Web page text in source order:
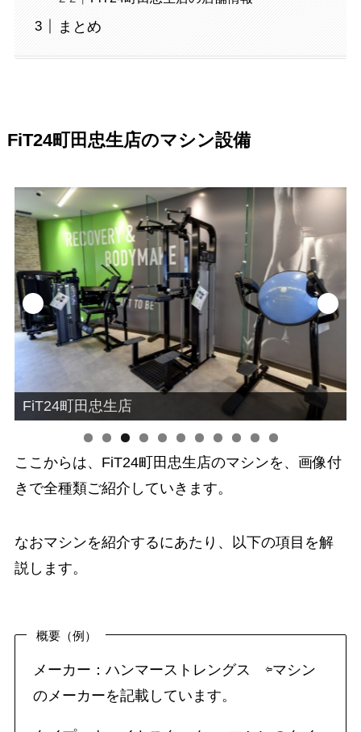
まとめ
FiT24町田忠生店のマシン設備
FiT24町田忠生店
0 1
ここからは、FiT24町田忠生店のマシンを、画像付
きで全種類ご紹介していきます。
なおマシンを紹介するにあたり、以下の項目を解
説します。
概要（例）
メーカー：ハンマーストレングス ⇦マシン
のメーカーを記載しています。